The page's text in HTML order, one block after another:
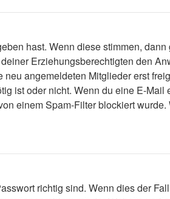
hast. Wenn diese stimmen,
Erziehungsberechtigten den
angemeldeten Mitglieder erst
ist oder nicht. Wenn du eine E-
einem Spam-Filter blockiert
richtig sind. Wenn dies der